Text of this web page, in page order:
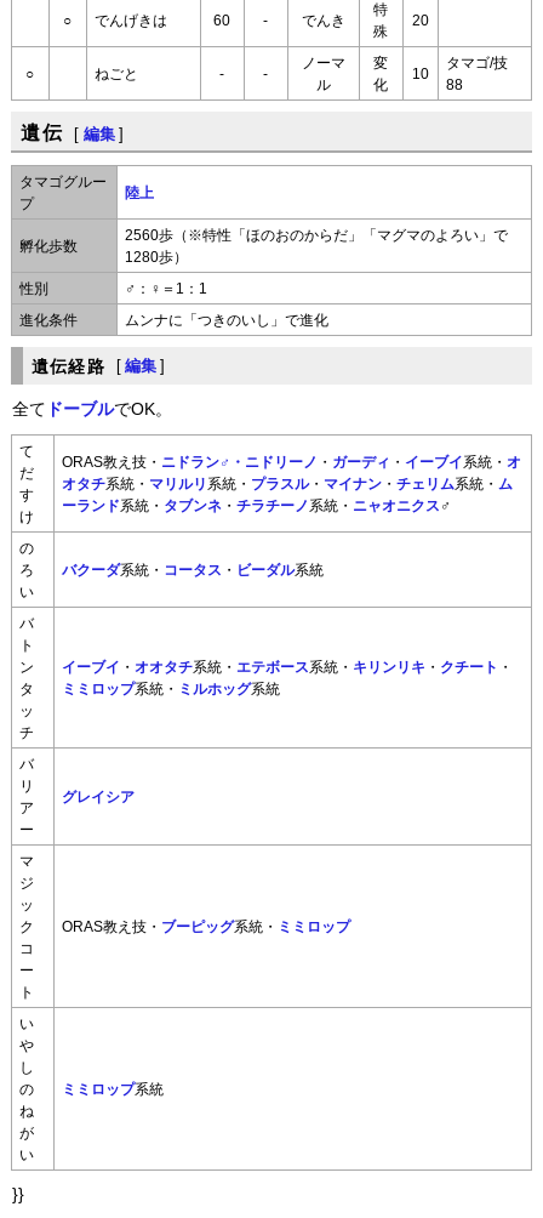
○ でんげきは 60 - でんき
特
殊
20
○ ねごと - -
ノーマ
ル
変
化
10
タマゴ/技
88
遺伝 [ 編集 ]
タマゴグルー
プ
陸上
孵化歩数
2560歩（※特性「ほのおのからだ」「マグマのよろい」で
1280歩）
性別 ♂：♀＝1：1
進化条件 ムンナに「つきのいし」で進化
遺伝経路 [ 編集 ]
全て ドーブルでOK。
て
だ
す
け
ORAS教え技・ ニドラン♂・ニドリーノ ・ ガーディ ・ イーブイ系統・ オ
オタチ系統・ マリルリ 系統・ プラスル・ マイナン・ チェリム系統・ ム
ーランド系統・ タブンネ ・ チラチーノ 系統・ ニャオニクス ♂
の
ろ
い
バクーダ系統・ コータス ・ ビーダル系統
バ
ト
ン
タ
ッ
チ
イーブイ ・ オオタチ系統・ エテボース系統・ キリンリキ ・ クチート ・
ミミロップ系統・ ミルホッグ系統
バ
リ
ア
ー
グレイシア
マ
ジ
ッ
ク
コ
ー
ト
ORAS教え技・ ブーピッグ系統・ ミミロップ
い
や
し
の
ね
が
い
ミミロップ系統
}}